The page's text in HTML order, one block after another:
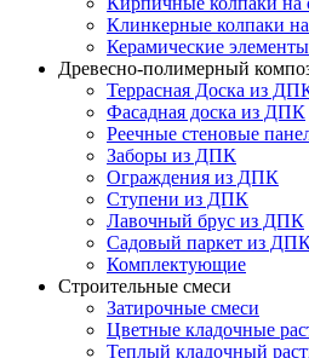
Клинкерные колпаки на
Керамические
Древесно-полимерный
Террасная Доска из
Фасадная доска из ДПК
Реечные стеновые
Заборы из ДПК
Ограждения из ДПК
Ступени из ДПК
Лавочный брус из ДПК
Садовый паркет из
Комплектующие
Строительные смеси
Затирочные смеси
Цветные кладочные
Теплый кладочный